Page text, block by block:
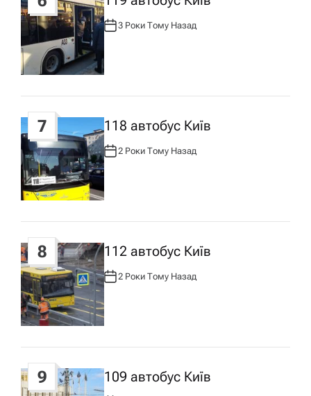
А
Р
:
3 Роки Тому Назад
7 118 автобус Київ
А
В
Т
Р
:
2 Роки Тому Назад
8 112 автобус Київ
А
В
О
Р
:
2 Роки Тому Назад
9 109 автобус Київ